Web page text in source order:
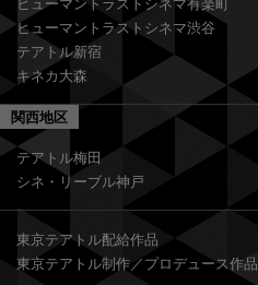
ヒューマントラストシネマ渋谷
テアトル新宿
キネカ大森
関西地区
テアトル梅田
シネ・リーブル神戸
東京テアトル配給作品
東京テアトル制作／プロデュース作品